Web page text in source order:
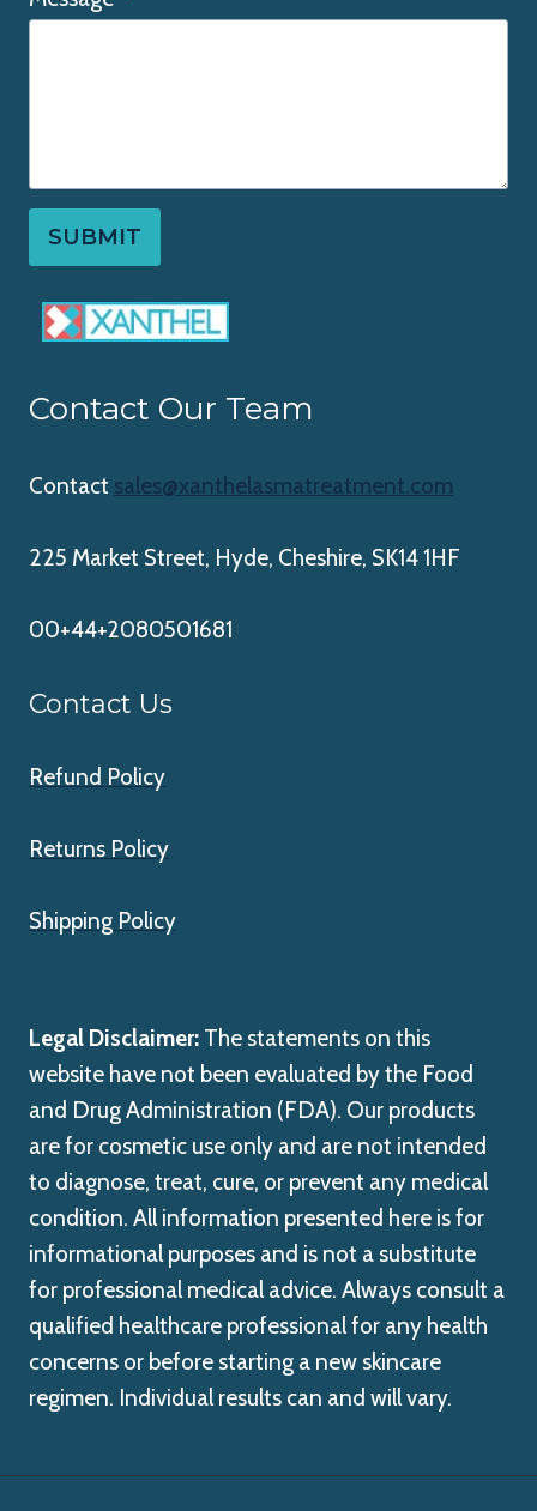
SUBMIT
Contact Our Team
Contact sales@xanthelasmatreatment.com
225 Market Street, Hyde, Cheshire, SK14 1HF
00+44+2080501681
Contact Us
Refund Policy
Returns Policy
Shipping Policy
Legal Disclaimer: The statements on this
website have not been evaluated by the Food
and Drug Administration (FDA). Our products
are for cosmetic use only and are not intended
to diagnose, treat, cure, or prevent any medical
condition. All information presented here is for
informational purposes and is not a substitute
for professional medical advice. Always consult a
qualified healthcare professional for any health
concerns or before starting a new skincare
regimen. Individual results can and will vary.